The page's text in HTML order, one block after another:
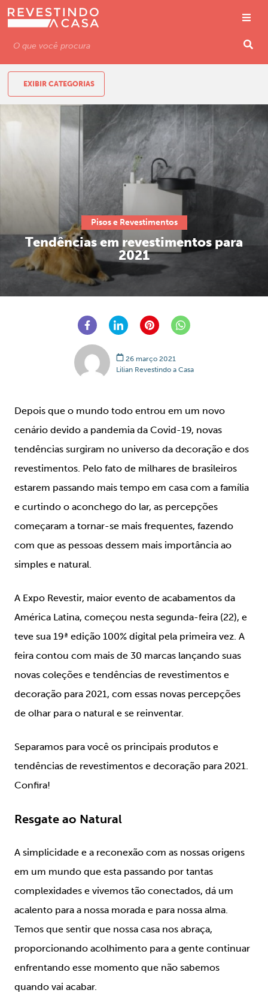
EXIBIR CATEGORIAS
Pisos e Revestimentos
Tendências em revestimentos para
2021
26 março 2021
Lilian Revestindo a Casa
Depois que o mundo todo entrou em um novo
cenário devido a pandemia da Covid-19, novas
tendências surgiram no universo da decoração e dos
revestimentos. Pelo fato de milhares de brasileiros
estarem passando mais tempo em casa com a família
e curtindo o aconchego do lar, as percepções
começaram a tornar-se mais frequentes, fazendo
com que as pessoas dessem mais importância ao
simples e natural.
A Expo Revestir, maior evento de acabamentos da
América Latina, começou nesta segunda-feira (22), e
teve sua 19ª edição 100% digital pela primeira vez. A
feira contou com mais de 30 marcas lançando suas
novas coleções e tendências de revestimentos e
decoração para 2021, com essas novas percepções
de olhar para o natural e se reinventar.
Separamos para você os principais produtos e
tendências de revestimentos e decoração para 2021.
Confira!
Resgate ao Natural
A simplicidade e a reconexão com as nossas origens
em um mundo que esta passando por tantas
complexidades e vivemos tão conectados, dá um
acalento para a nossa morada e para nossa alma.
Temos que sentir que nossa casa nos abraça,
proporcionando acolhimento para a gente continuar
enfrentando esse momento que não sabemos
quando vai acabar.